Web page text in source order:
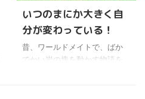
た。 人間には、誰でも苦しい
時期があるだろうし、時に
は、大変な苦境に追い込まれ
ることだってある。 そういう
いつのまにか大きく自
分が変わっている！
昔、ワールドメイトで、ばか
でかい岩の塊を動かす物語を